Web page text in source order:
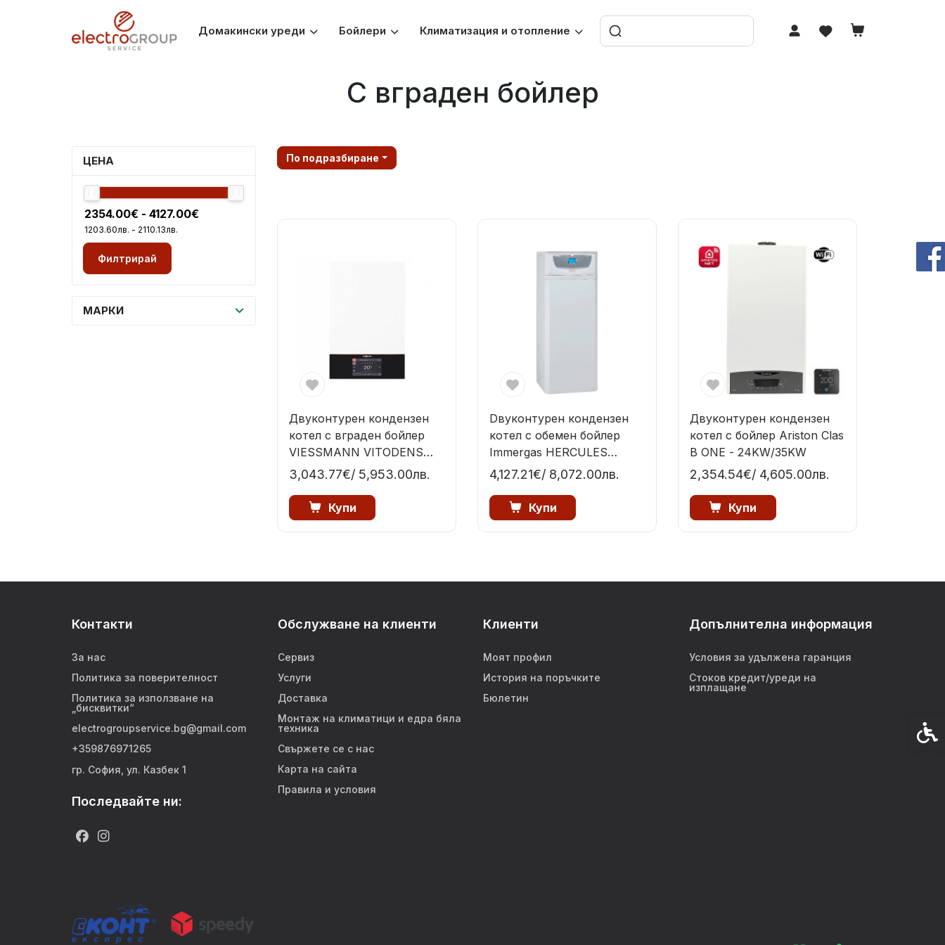
Домакински уреди Бойлери Климатизация и отопление
С вграден бойлер
ЦЕНА
Филтрирай
МАРКИ
По подразбиране
3,043.77€/ 5,953.00лв.
Двуконтурен кондензен
котел с вграден бойлер
VIESSMANN VITODENS
111-W19KW/25KW/32KW
Купи
4,127.21€/ 8,072.00лв.
Dвуконтурен кондензен
котел с обемен бойлер
Immergas HERCULES
CONDENSING -26KW/32KW
Купи
2,354.54€/ 4,605.00лв.
Двуконтурен кондензен
котел с бойлер Ariston Clas
B ONE - 24KW/35KW
Купи
Контакти
За нас
Политика за поверителност
Политика за използване на
„бисквитки“
electrogroupservice.bg@gmail.com
+359876971265
гр. София, ул. Казбек 1
Последвайте ни:
Обслужване на клиенти
Сервиз
Услуги
Доставка
Монтаж на климатици и едра бяла
техника
Свържете се с нас
Карта на сайта
Правила и условия
Клиенти
Моят профил
История на поръчките
Бюлетин
Допълнителна информация
Условия за удължена гаранция
Стоков кредит/уреди на
изплащане